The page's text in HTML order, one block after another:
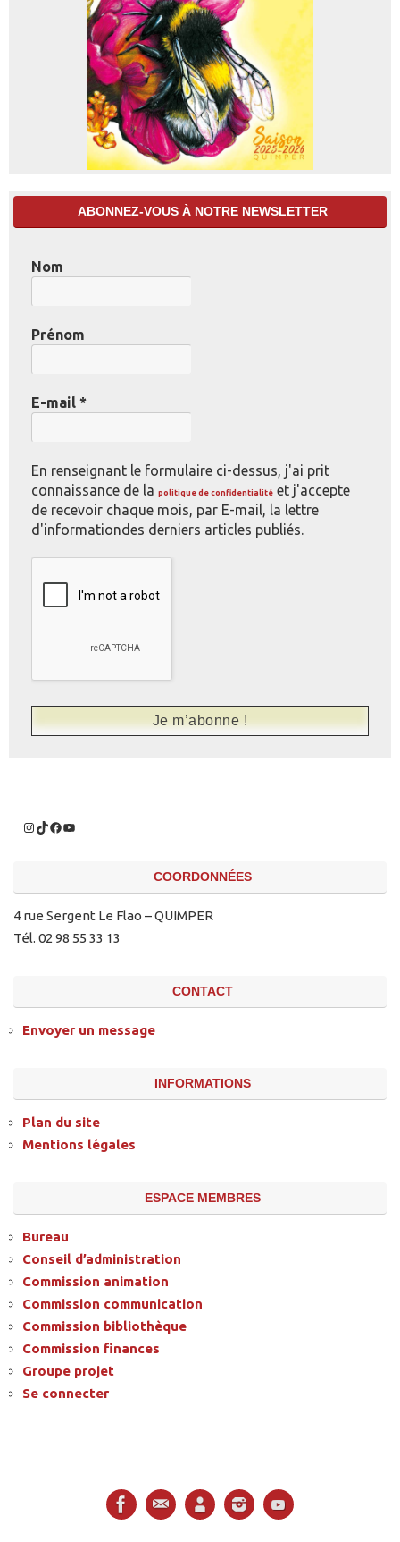
ABONNEZ-VOUS À NOTRE NEWSLETTER
Nom
Prénom
E-mail *
En renseignant le formulaire ci-dessus, j'ai prit
connaissance de la politique de confidentialité et j'accepte
de recevoir chaque mois, par E-mail, la lettre
d'informationdes derniers articles publiés.
COORDONNÉES
4 rue Sergent Le Flao – QUIMPER
Tél. 02 98 55 33 13
CONTACT
Envoyer un message
INFORMATIONS
Plan du site
Mentions légales
ESPACE MEMBRES
Bureau
Conseil d’administration
Commission animation
Commission communication
Commission bibliothèque
Commission finances
Groupe projet
Se connecter